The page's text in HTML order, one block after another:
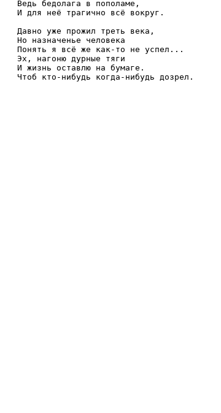
Ведь бедолага в пополаме,
И для неё трагично всё вокруг.
Давно уже прожил треть века,
Но назначенье человека
Понять я всё же как-то не успел...
Эх, нагоню дурные тяги
И жизнь оставлю на бумаге.